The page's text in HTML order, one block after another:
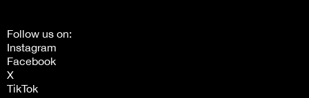
Follow us on:
Instagram
Facebook
X
TikTok